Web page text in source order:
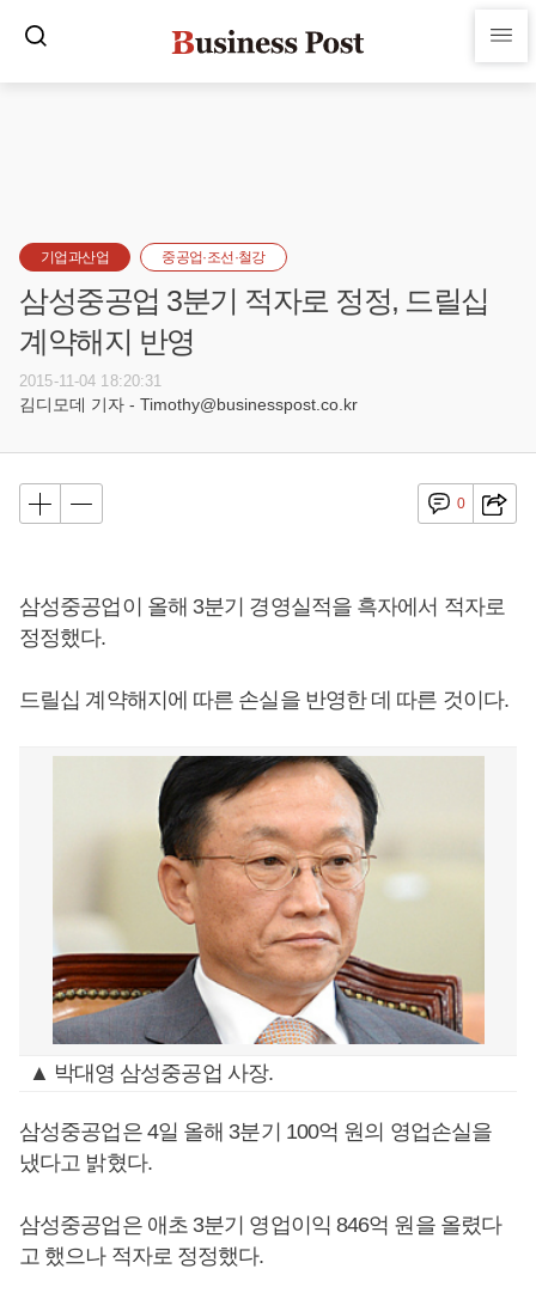
기업과산업 중공업·조선·철강
삼성중공업 3분기 적자로 정정, 드릴십
계약해지 반영
2015-11-04 18:20:31
김디모데 기자 - Timothy@businesspost.co.kr
0
삼성중공업이 올해 3분기 경영실적을 흑자에서 적자로
정정했다.
드릴십 계약해지에 따른 손실을 반영한 데 따른 것이다.
▲ 박대영 삼성중공업 사장.
삼성중공업은 4일 올해 3분기 100억 원의 영업손실을
냈다고 밝혔다.
삼성중공업은 애초 3분기 영업이익 846억 원을 올렸다
고 했으나 적자로 정정했다.